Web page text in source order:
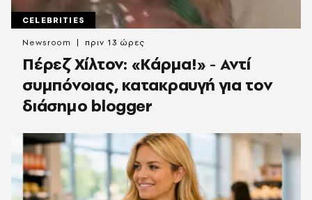
CELEBRITIES
Πέρεζ Χίλτον: «Κάρμα!» - Αντί
συμπόνοιας, κατακραυγή για τον
διάσημο blogger
Newsroom πριν 13 ώρες